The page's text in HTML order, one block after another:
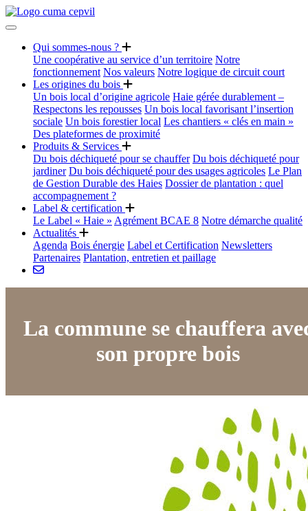
Qui sommes-nous ?
Une coopérative au service d’un territoire Notre
fonctionnement Nos valeurs Notre logique de circuit court
Les origines du bois
Un bois local d’origine agricole Haie gérée durablement –
Respectons les repousses Un bois local favorisant l’insertion
sociale Un bois forestier local Les chantiers « clés en main »
Des plateformes de proximité
Produits & Services
Du bois déchiqueté pour se chauffer Du bois déchiqueté pour
jardiner Du bois déchiqueté pour des usages agricoles Le Plan
de Gestion Durable des Haies Dossier de plantation : quel
accompagnement ?
Label & certification
Le Label « Haie » Agrément BCAE 8 Notre démarche qualité
Actualités
Agenda Bois énergie Label et Certification Newsletters
Partenaires Plantation, entretien et paillage
La commune se chauffera
son propre bois